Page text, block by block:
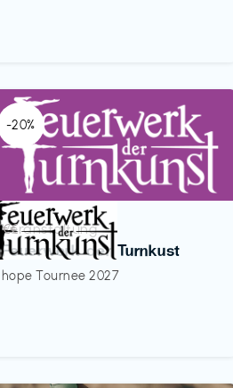
-20%
Veranstaltung
Feuerwerk der Turnkust
hope Tournee 2027
€€‎